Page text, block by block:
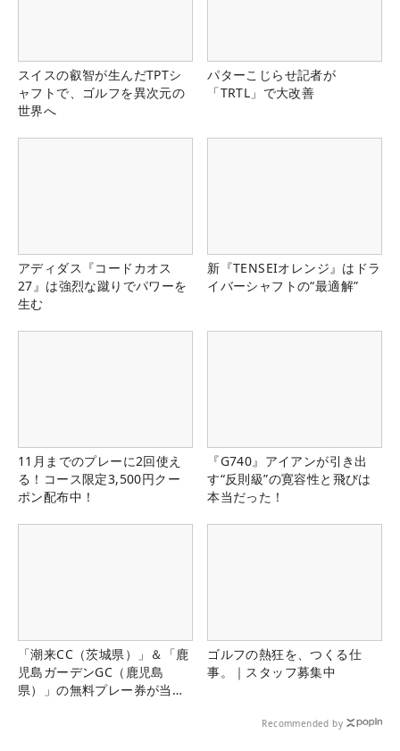
スイスの叡智が生んだTPTシ
ャフトで、ゴルフを異次元の
世界へ
パターこじらせ記者が
「TRTL」で大改善
アディダス『コードカオス
27』は強烈な蹴りでパワーを
生む
新『TENSEIオレンジ』はドラ
イバーシャフトの“最適解”
11月までのプレーに2回使え
る！コース限定3,500円クー
ポン配布中！
『G740』アイアンが引き出
す“反則級”の寛容性と飛びは
本当だった！
「潮来CC（茨城県）」＆「鹿
児島ガーデンGC（鹿児島
県）」の無料プレー券が当た
ゴルフの熱狂を、つくる仕
事。｜スタッフ募集中
Recommended by